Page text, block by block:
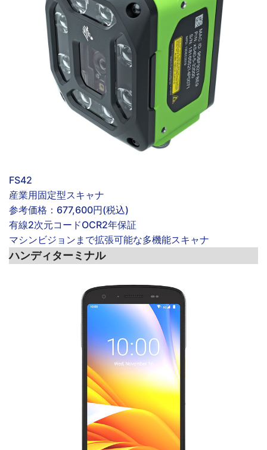
FS42
産業用固定型スキャナ
参考価格： 677,600円(税込)
有線2次元コードOCR2年保証
マシンビジョンまで拡張可能な多機能スキャナ
ハンディターミナル